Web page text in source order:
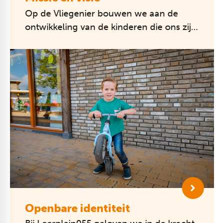
Op de Vliegenier bouwen we aan de
ontwikkeling van de kinderen die ons zijn
goede instructie van de leerkracht
vorm...
Openbare identiteit